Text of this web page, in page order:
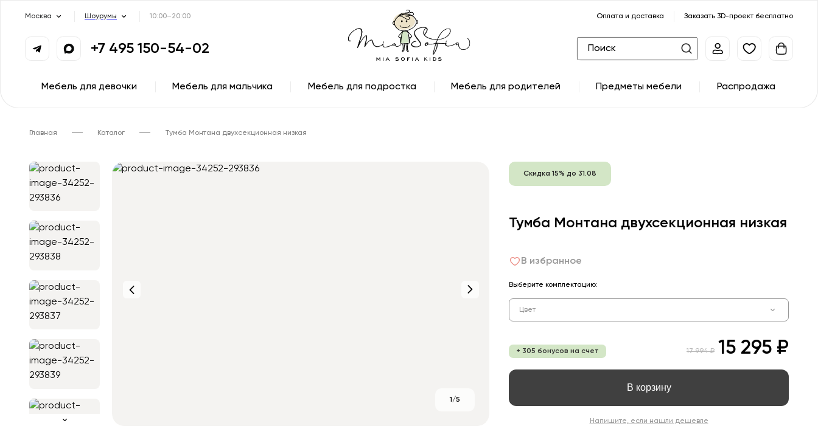
Москва Шоурумы 10:00–20:00 Оплата и доставка Заказать 3D-проект бесплатно
+7 495 150-54-02
Мебель для девочки Мебель для мальчика Мебель для подростка Мебель для родителей Предметы мебели Распродажа
Главная Каталог Тумба Монтана двухсекционная низкая
1/5
Скидка 15% до 31.08
Тумба Монтана двухсекционная низкая
В избранное
Выберите комплектацию:
Цвет
+ 305 бонусов на счет 17 994 ₽ 15 295 ₽
В корзину
Напишите, если нашли дешевле